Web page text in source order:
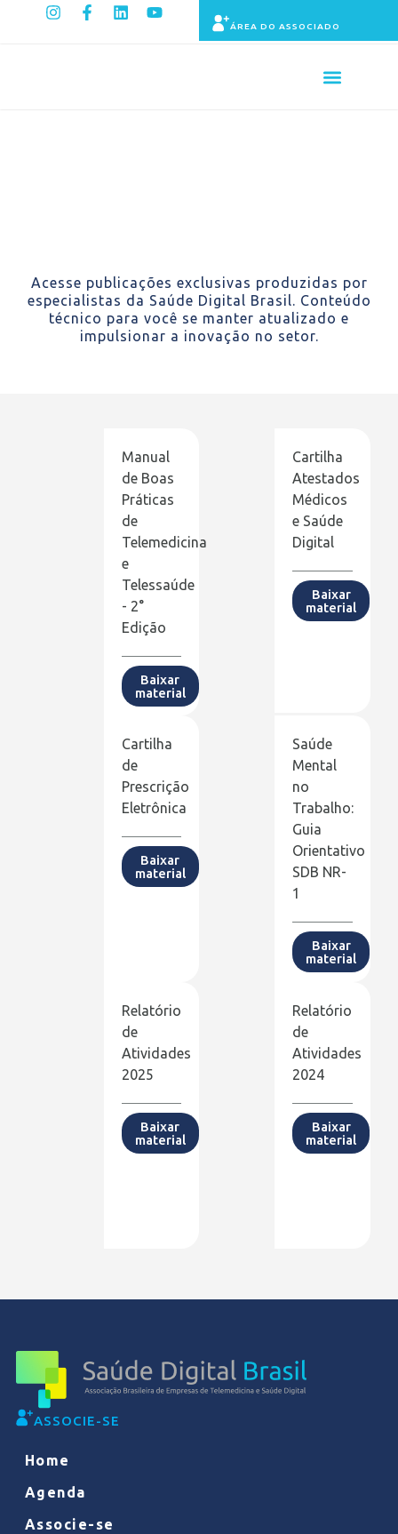
ÁREA DO ASSOCIADO
Acesse publicações exclusivas produzidas por
especialistas da Saúde Digital Brasil. Conteúdo
técnico para você se manter atualizado e
impulsionar a inovação no setor.
Manual
de Boas
Práticas
de
Telemedicina
e
Telessaúde
- 2°
Edição
Baixar
material
Cartilha
Atestados
Médicos
e Saúde
Digital
Baixar
material
Cartilha
de
Prescrição
Eletrônica
Baixar
material
Saúde
Mental
no
Trabalho:
Guia
Orientativo
SDB NR-
1
Baixar
material
Relatório
de
Atividades
2025
Baixar
material
Relatório
de
Atividades
2024
Baixar
material
ASSOCIE-SE
Home
Agenda
Associe-se